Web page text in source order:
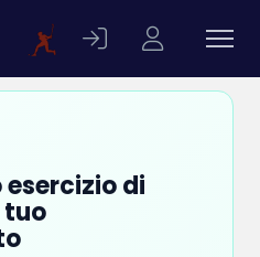
esercizio di
tuo